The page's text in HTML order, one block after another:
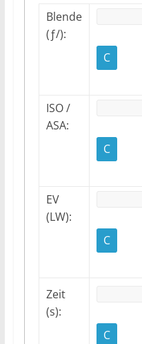
Blende
(ƒ/):
ISO /
ASA:
EV
(LW):
Zeit
(s):